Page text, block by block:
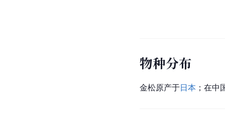
物种分布
金松原产于日本 ；在中